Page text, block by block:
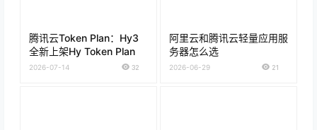
腾讯云Token Plan：Hy3
全新上架Hy Token Plan
2026-07-14 32
阿里云和腾讯云轻量应用服
务器怎么选
2026-06-29 21